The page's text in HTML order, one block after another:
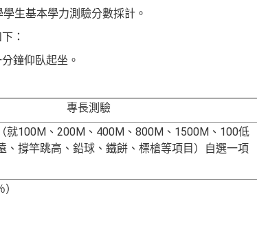
生基本學力測驗分數採計。
：
鐘仰臥起坐 。
專長測 驗
就100M 、 200M 、 400M 、 800M 、 1500M 、 100低
、撐竿跳高、鉛球、鐵餅、標槍等項目）自選一項
）